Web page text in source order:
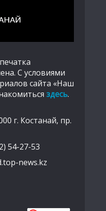
С условиями
сайта «Наш
здесь.
г. Костанай, пр.
54-27-53
news.kz